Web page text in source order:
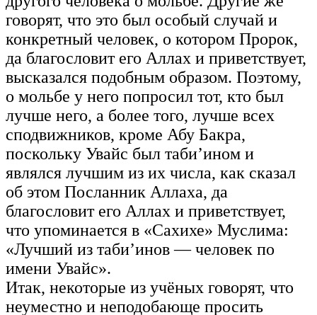
говорят, что это был особый случай и
конкретный человек, о котором Пророк,
да благословит его Аллах и приветствует,
высказался подобным образом. Поэтому,
о мольбе у него попросил тот, кто был
лучше него, а более того, лучше всех
сподвижников, кроме Абу Бакра,
поскольку Увайс был таби’ином и
являлся лучшим из их числа, как сказал
об этом Посланник Аллаха, да
благословит его Аллах и приветствует,
что упоминается в «Сахихе» Муслима:
«Лучший из таби’инов — человек по
имени Увайс».
Итак, некоторые из учёных говорят, что
неуместно и неподобающе просить